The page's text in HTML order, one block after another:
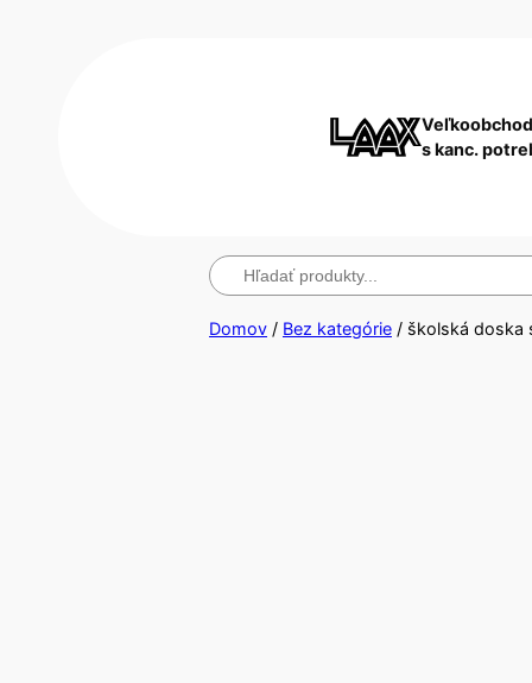
s kanc.
Hľadanie
Domov / Bez kategórie / školská doska